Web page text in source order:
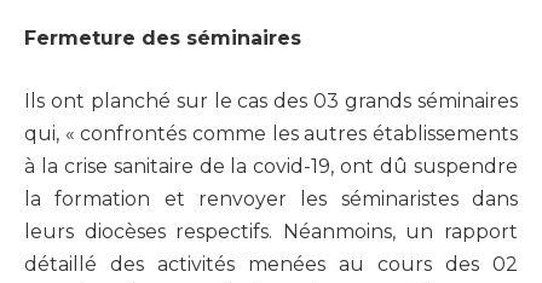
Fermeture des séminaires
Ils ont planché sur le cas des 03 grands séminaires
qui, « confrontés comme les autres établissements
à la crise sanitaire de la covid-19, ont dû suspendre
la formation et renvoyer les séminaristes dans
leurs diocèses respectifs. Néanmoins, un rapport
détaillé des activités menées au cours des 02